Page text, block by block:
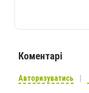
Коментарі
Авторизуватись